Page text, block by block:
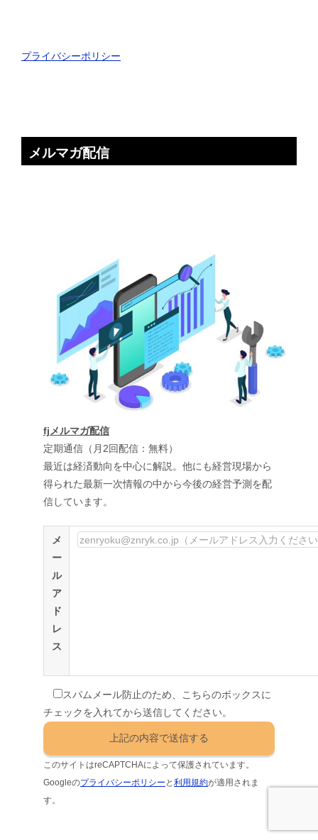
プライバシーポリシー
メルマガ配信
fjメルマガ配信
定期通信（月2回配信：無料）
最近は経済動向を中心に解説。他にも経営現場から
得られた最新一次情報の中から今後の経営予測を配
信しています。
メ
ー
ル
ア
ド
レ
ス
スパムメール防止のため、こちらのボックスに
チェックを入れてから送信してください。
このサイトはreCAPTCHAによって保護されています。
Googleのプライバシーポリシー と利用規約が適用されま
す。